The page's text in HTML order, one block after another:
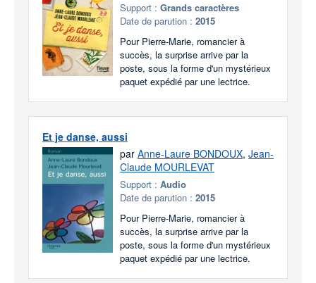
Support : Grands caractères
Date de parution : 2015
Pour Pierre-Marie, romancier à
succès, la surprise arrive par la
poste, sous la forme d'un mystérieux
paquet expédié par une lectrice.
Et je danse, aussi
par Anne-Laure BONDOUX, Jean-
Claude MOURLEVAT
Support : Audio
Date de parution : 2015
Pour Pierre-Marie, romancier à
succès, la surprise arrive par la
poste, sous la forme d'un mystérieux
paquet expédié par une lectrice.